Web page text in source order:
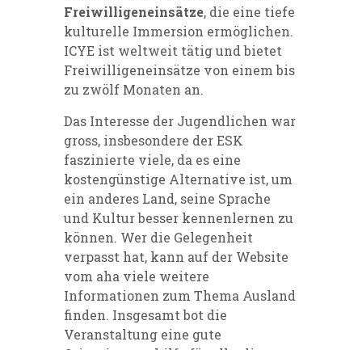
Freiwilligeneinsätze, die eine tiefe
kulturelle Immersion ermöglichen.
ICYE ist weltweit tätig und bietet
Freiwilligeneinsätze von einem bis
zu zwölf Monaten an.
Das Interesse der Jugendlichen war
gross, insbesondere der ESK
faszinierte viele, da es eine
kostengünstige Alternative ist, um
ein anderes Land, seine Sprache
und Kultur besser kennenlernen zu
können. Wer die Gelegenheit
verpasst hat, kann auf der Website
vom aha viele weitere
Informationen zum Thema Ausland
finden. Insgesamt bot die
Veranstaltung eine gute